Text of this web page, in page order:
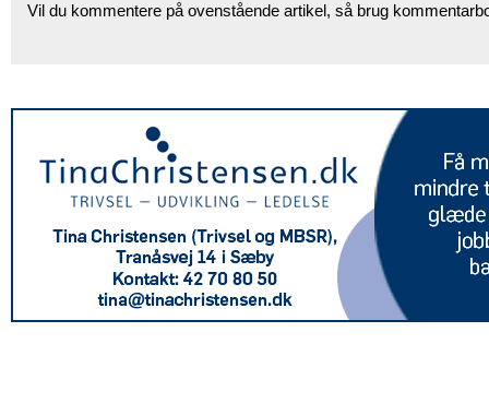
Vil du kommentere på ovenstående artikel, så brug